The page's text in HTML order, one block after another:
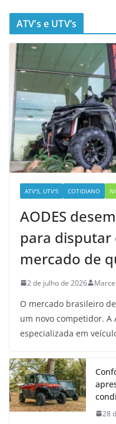
ATV’s e UTV’s
ATV'S, UTV'S COTIDIANO
AODES
para disputar
mercado de
2 de julho de 2026
O mercado brasileiro
um novo competidor. A
especializada em
28